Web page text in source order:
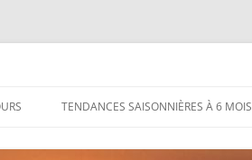
TENDANCES SAISONNIÈRES À 6 MOIS